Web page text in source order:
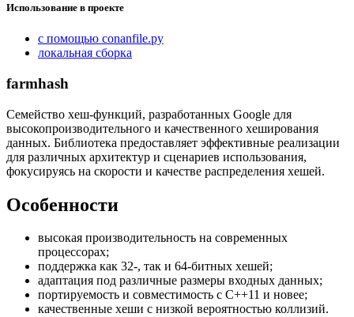
Использование в проекте
с помощью conanfile.py
локальная сборка
farmhash
Семейство хеш-функций, разработанных Google для
высокопроизводительного и качественного хеширования
данных. Библиотека предоставляет эффективные реализации
для различных архитектур и сценариев использования,
фокусируясь на скорости и качестве распределения хешей.
Особенности
высокая производительность на современных
процессорах;
поддержка как 32-, так и 64-битных хешей;
адаптация под различные размеры входных данных;
портируемость и совместимость с C++11 и новее;
качественные хеши с низкой вероятностью коллизий.